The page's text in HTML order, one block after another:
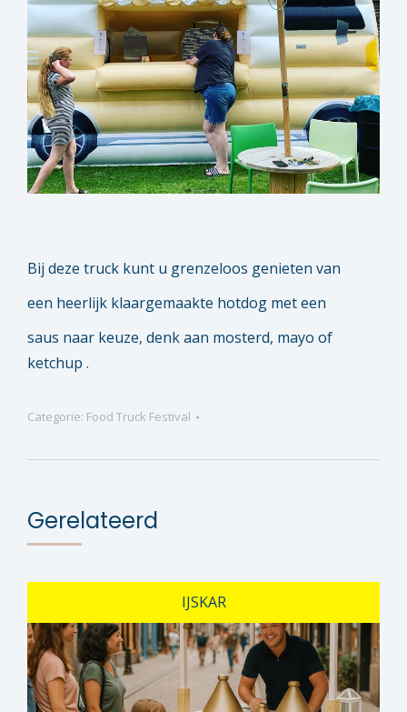
Bij deze truck kunt u grenzeloos genieten van
een heerlijk klaargemaakte hotdog met een
saus naar keuze, denk aan mosterd, mayo of
ketchup .
Categorie: Food Truck Festival
Gerelateerd
IJSKAR